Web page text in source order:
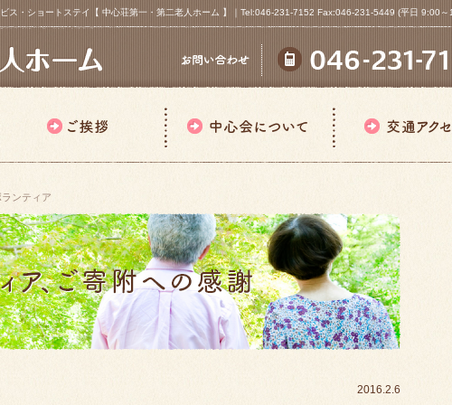
ス・ショートステイ【 中心荘第一・第二老人ホーム 】｜Tel:046-231-7152 Fax:046-231-5449 (平日 9:00
ランティア
2016.2.6